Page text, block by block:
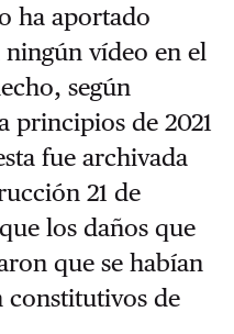
ha aportado
vídeo en el
según
principios de 2021
fue archivada
21 de
los daños que
que se habían
constitutivos de